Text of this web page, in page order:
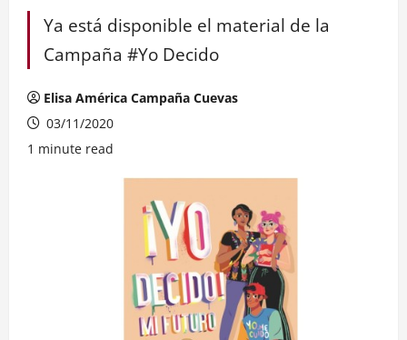
Ya está disponible el material de la
Campaña #Yo Decido
Elisa América Campaña Cuevas
03/11/2020
1 minute read